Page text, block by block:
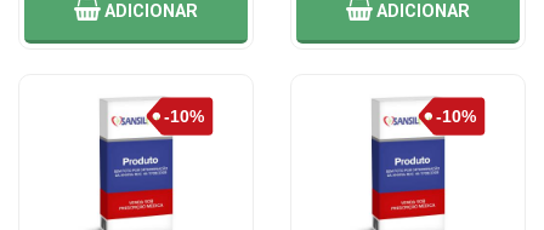
ADICIONAR ADICIONAR